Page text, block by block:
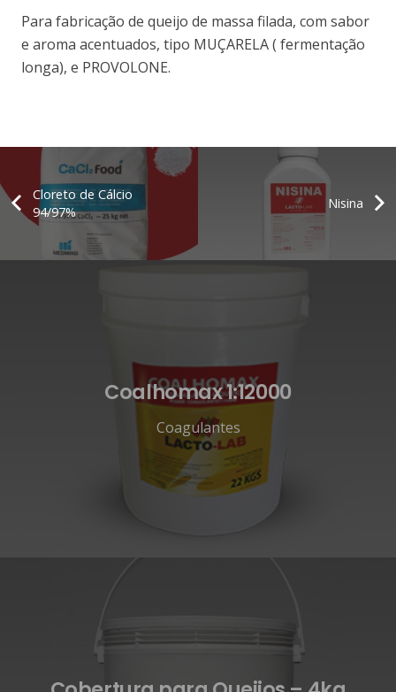
Para fabricação de queijo de massa filada, com sabor
e aroma acentuados, tipo MUÇARELA ( fermentação
longa), e PROVOLONE.
Cloreto de Cálcio
94/97%
Nisina
Coalhomax 1:12000
Coagulantes